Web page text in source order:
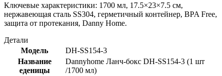
Ключевые характеристики: 1700 мл, 17.5×23×7.5 см,
нержавеющая сталь SS304, герметичный контейнер, BPA Free,
защита от протекания, Danny Home.
Детали
Модель
DH-SS154-3
Название
еденицы
Dannyhome Ланч-бокс DH-SS154-3 (1 шт
/1700 мл)